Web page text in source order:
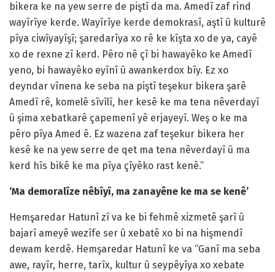
bikera ke na yew serre de piştî da ma. Amedî zaf rind
wayîrîye kerde. Wayîrîye kerde demokrasî, aştî û kulturê
pîya ciwîyayîşî; şaredarîya xo rê ke kîşta xo de ya, cayê
xo de rexne zî kerd. Pêro nê çî bi hawayêko ke Amedî
yeno, bi hawayêko eyînî û awankerdox bîy. Ez xo
deyndar vînena ke seba na piştî teşekur bikera şarê
Amedî rê, komelê sîvîlî, her kesê ke ma tena nêverdayî
û şima xebatkarê çapemenî yê erjayeyî. Weş o ke ma
pêro pîya Amed ê. Ez wazena zaf teşekur bikera her
kesê ke na yew serre de qet ma tena nêverdayî û ma
kerd hîs bikê ke ma pîya çîyêko rast kenê.”
‘Ma demoralîze nêbîyî, ma zanayêne ke ma se kenê’
Hemşaredar Hatunî zî va ke bi fehmê xizmetê şarî û
bajarî ameyê wezîfe ser û xebatê xo bi na hişmendî
dewam kerdê. Hemşaredar Hatunî ke va “Ganî ma seba
awe, rayîr, herre, tarîx, kultur û seypêyîya xo xebate